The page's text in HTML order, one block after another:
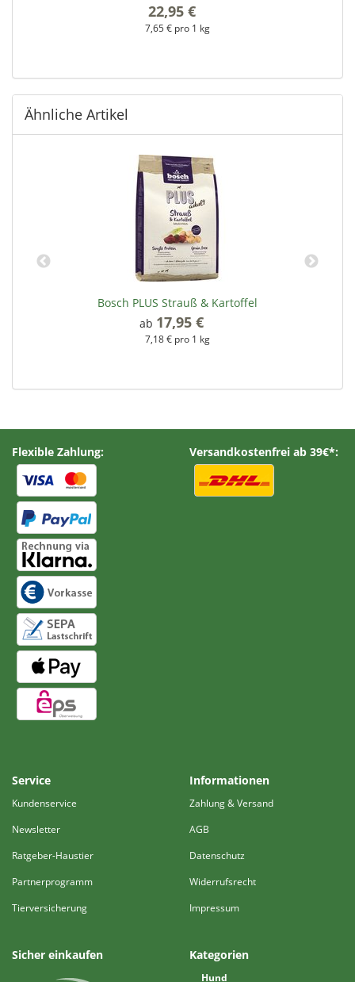
22,95 €
7,65 € pro 1 kg
Ähnliche Artikel
Bosch PLUS Strauß & Kartoffel
ab 17,95 €
7,18 € pro 1 kg
Flexible Zahlung: Versandkostenfrei ab 39€*:
Service
Kundenservice
Newsletter
Ratgeber-Haustier
Partnerprogramm
Tierversicherung
Informationen
Zahlung & Versand
AGB
Datenschutz
Widerrufsrecht
Impressum
Sicher einkaufen Kategorien
Hund